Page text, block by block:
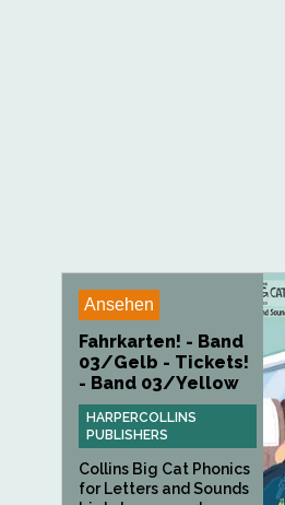
Ansehen
Fahrkarten! - Band
03/Gelb - Tickets!
- Band 03/Yellow
HARPERCOLLINS
PUBLISHERS
Collins Big Cat Phonics
for Letters and Sounds